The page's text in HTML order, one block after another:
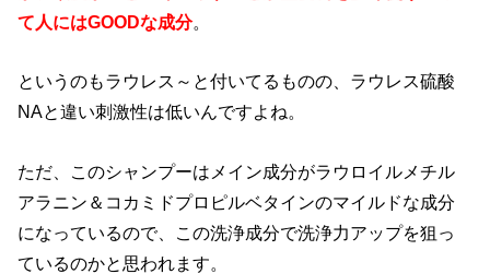
て人にはGOODな成分。
というのもラウレス～と付いてるものの、ラウレス硫酸
NAと違い刺激性は低いんですよね。
ただ、このシャンプーはメイン成分がラウロイルメチル
アラニン＆コカミドプロピルベタインのマイルドな成分
になっているので、この洗浄成分で洗浄力アップを狙っ
ているのかと思われます。